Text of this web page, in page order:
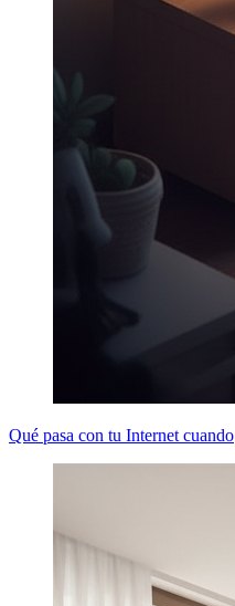
Qué pasa con tu Internet cuando